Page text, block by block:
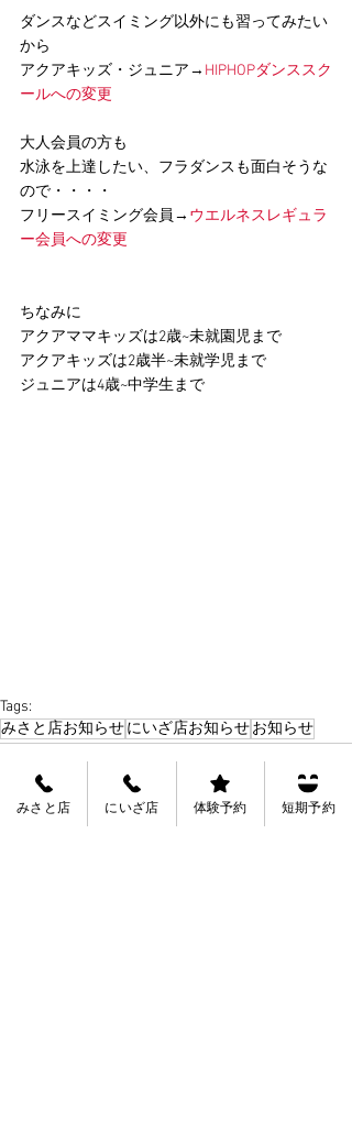
ダンスなどスイミング以外にも習ってみたい
から
アクアキッズ・ジュニア→ HIPHOPダンススク
ールへの変更
大人会員の方も
水泳を上達したい、フラダンスも面白そうな
ので・・・・
フリースイミング会員→ ウエルネスレギュラ
ー会員への変更
ちなみに
アクアママキッズは2歳~未就園児まで
アクアキッズは2歳半~未就学児まで
ジュニアは4歳~中学生まで
Tags:
みさと店お知らせにいざ店お知らせお知らせ
みさと店 にいざ店 体験予約 短期予約